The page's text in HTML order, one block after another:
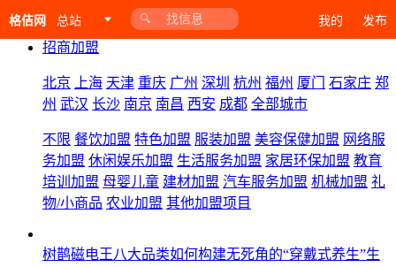
格佶网 总站 找信息 我的 发布
总站
招商加盟
北京 上海 天津 重庆 广州 深圳 杭州 福州 厦门 石家庄 郑
州 武汉 长沙 南京 南昌 西安 成都 全部城市
不限 餐饮加盟 特色加盟 服装加盟 美容保健加盟 网络服
务加盟 休闲娱乐加盟 生活服务加盟 家居环保加盟 教育
培训加盟 母婴儿童 建材加盟 汽车服务加盟 机械加盟 礼
物/小商品 农业加盟 其他加盟项目
树鹊磁电王八大品类如何构建无死角的“穿戴式养生”生